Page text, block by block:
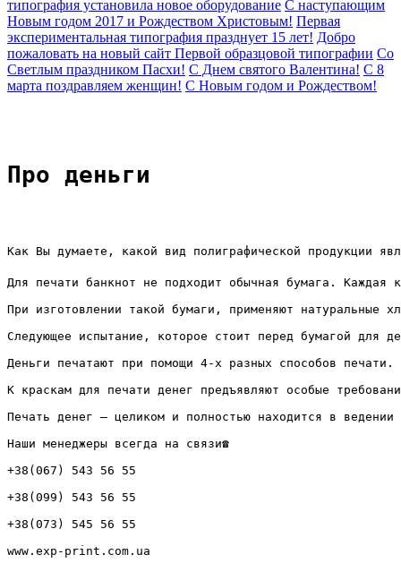
типография установила новое оборудование С наступающим
Новым годом 2017 и Рождеством Христовым! Первая
экспериментальная типография празднует 15 лет! Добро
пожаловать на новый сайт Первой образцовой типографии Со
Светлым праздником Пасхи! С Днем святого Валентина! C 8
марта поздравляем женщин! C Новым годом и Рождеством!
Про деньги
Как Вы думаете, какой вид полиграфической продукции
Для печати банкнот не подходит обычная бумага. Каждая
При изготовлении такой бумаги, применяют натуральные
Следующее испытание, которое стоит перед бумагой для
Деньги печатают при помощи 4-х разных способов
К краскам для печати денег предъявляют особые
Печать денег – целиком и полностью находится в
Наши менеджеры всегда на связи☎️
+38(067) 543 56 55
+38(099) 543 56 55
+38(073) 545 56 55
www.exp-print.com.ua